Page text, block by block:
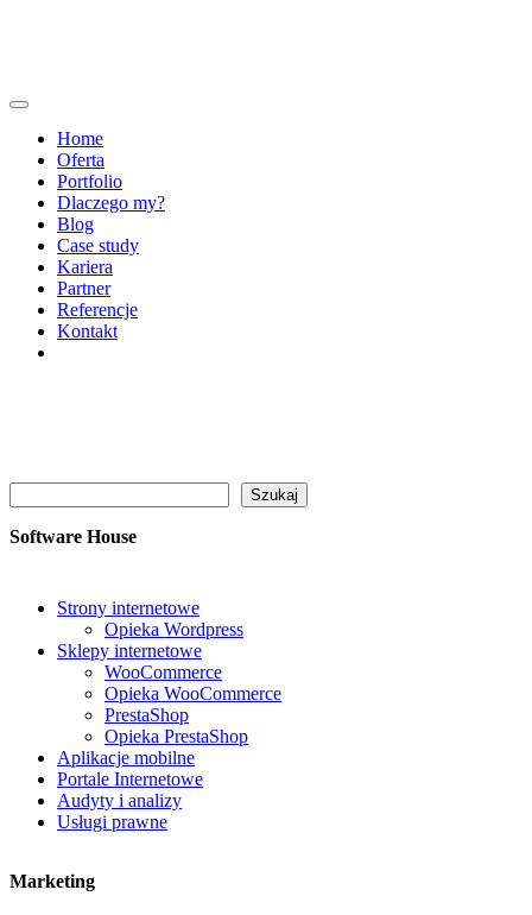
Home
Oferta
Portfolio
Dlaczego my?
Blog
Case study
Kariera
Partner
Referencje
Kontakt
Szukaj
Software House
Strony internetowe
Opieka Wordpress
Sklepy internetowe
WooCommerce
Opieka WooCommerce
PrestaShop
Opieka PrestaShop
Aplikacje mobilne
Portale Internetowe
Audyty i analizy
Usługi prawne
Marketing